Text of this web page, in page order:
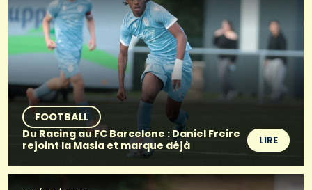
FOOTBALL
Du Racing au FC Barcelone : Daniel Freire
rejoint la Masia et marque déjà
LIRE